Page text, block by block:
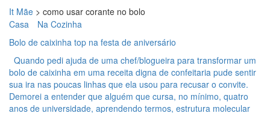
It Mãe > como usar corante no bolo
Casa
Na Cozinha
Bolo de caixinha top na festa de aniversário
Quando pedi ajuda de uma chef/blogueira para transformar um
bolo de caixinha em uma receita digna de confeitaria pude sentir
sua ira nas poucas linhas que ela usou para recusar o convite.
Demorei a entender que alguém que cursa, no mínimo, quatro
anos de universidade, aprendendo termos, estrutura molecular